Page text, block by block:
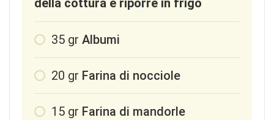
della cottura e riporre in frigo
35 gr Albumi
20 gr Farina di nocciole
15 gr Farina di mandorle